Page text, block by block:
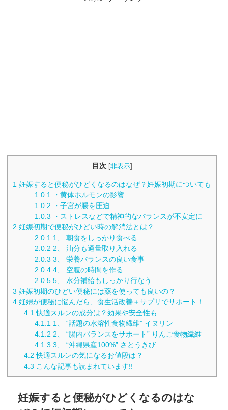
目次 [非表示]
1 妊娠すると便秘がひどくなるのはなぜ？妊娠初期についても
1.0.1
・黄体ホルモンの影響
1.0.2 ・子宮が腸を圧迫
1.0.3 ・ストレスなどで精神的なバランスが不安定に
2 妊娠初期で便秘がひどい時の解消法とは？
2.0.1 1、 朝食をしっかり食べる
2.0.2 2、 油分も適量取り入れる
2.0.3 3、 栄養バランスの良い食事
2.0.4 4、 空腹の時間を作る
2.0.5 5、 水分補給もしっかり行なう
3 妊娠初期のひどい便秘には薬を使っても良いの？
4 妊婦が便秘に悩んだら、食生活改善＋サプリでサポート！
4.1 快適スルンの成分は？効果や安全性も
4.1.1 1、 “話題の水溶性食物繊維” イヌリン
4.1.2 2、 “腸内バランスをサポート” りんご食物繊維
4.1.3 3、 “沖縄県産100%” さとうきび
4.2 快適スルンの気になるお値段は？
4.3 こんな記事も読まれています!!
妊娠すると便秘がひどくなるのはな